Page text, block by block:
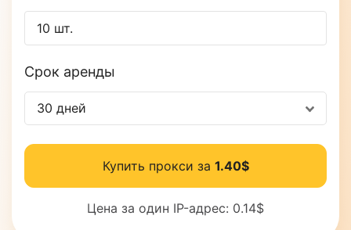
Срок аренды
30 дней
Купить прокси за 1.40$
Цена за один IP-адрес: 0.14$